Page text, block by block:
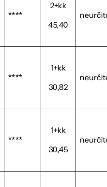
****
2+kk
45,40
****
1+kk
30,82
****
1+kk
30,45